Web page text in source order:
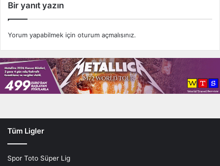
Bir yanıt yazın
Yorum yapabilmek için oturum açmalısınız.
Tüm Ligler
Spor Toto Süper Lig